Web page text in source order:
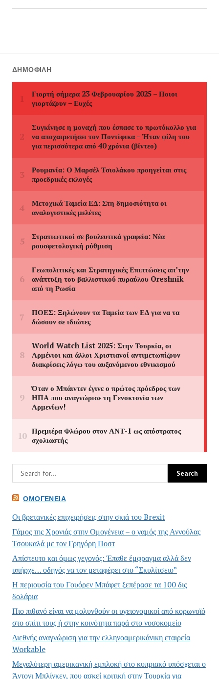
ΔΗΜΟΦΙΛΉ
ΟΜΟΓΈΝΕΙΑ
Οι βρετανικές επιχειρήσεις στην σκιά του Brexit
Γάμος της Χρονιάς στην Ομογένεια – ο γαμός της Αννούλας
Τσουκαλά με τον Γρηγόρη Ποστ
Απίστευτο και όμως γεγονός: Έπαθε έμφραγμα αλλά δεν
υπήρχε… οδηγός να τον μεταφέρει στο “Σκυλίτσειο”
Η περιουσία του Γουόρεν Μπάφετ ξεπέρασε τα 100 δις
δολάρια
Πιο πιθανό είναι να μολυνθούν οι υγειονομικοί από κορωνοϊό
στο σπίτι τους ή στην κοινότητα παρά στο νοσοκομείο
Διεθνής αναγνώριση για την ελληνοαμερικάνικη εταιρεία
Workable
Μεγαλύτερη αμερικανική εμπλοκή στο κυπριακό υπόσχεται ο
Άντονι Μπλίνκεν, που ασκεί κριτική στην Τουρκία για